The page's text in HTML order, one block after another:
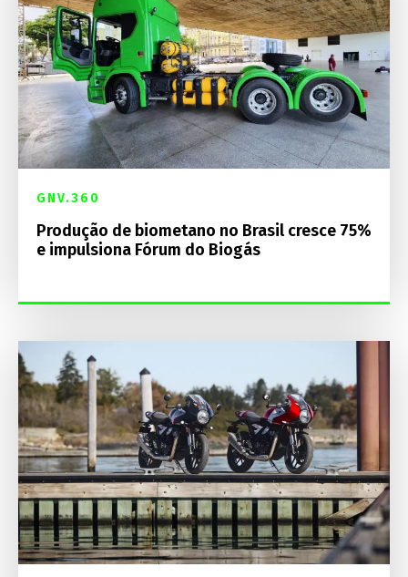
GNV.360
Produção de biometano no Brasil cresce 75%
e impulsiona Fórum do Biogás